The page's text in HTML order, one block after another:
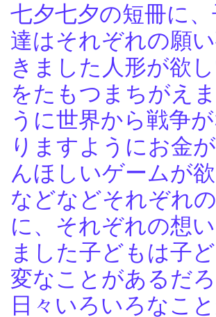
七夕七夕の短冊に、
達はそれぞれの願
きました人形が欲
をたもつまちがえ
うに世界から戦争
りますようにお金
んほしいゲームが欲
などなどそれぞれ
に、それぞれの想
ました子どもは子
変なことがあるだ
日々いろいろなこ